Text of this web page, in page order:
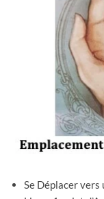
Se Déplacer